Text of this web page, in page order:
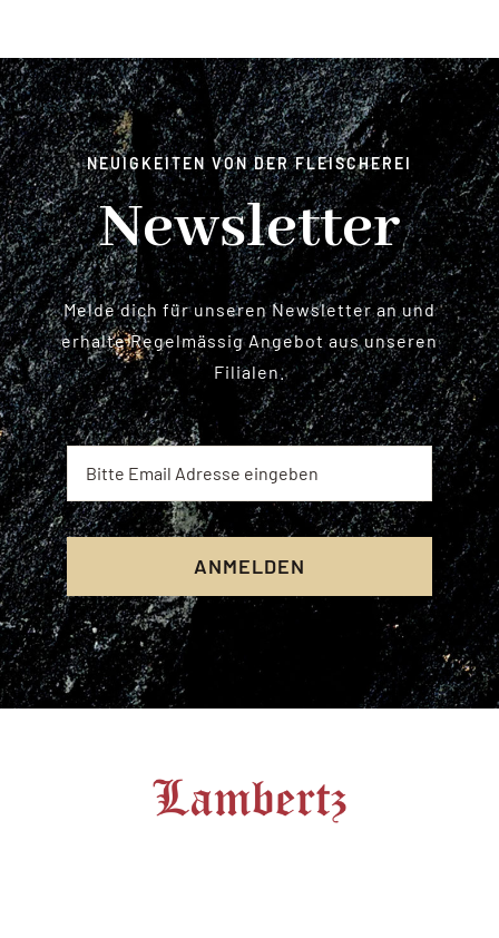
NEUIGKEITEN VON DER FLEISCHEREI
Newsletter
Melde dich für unseren Newsletter an und
erhalte Regelmässig Angebot aus unseren
Filialen.
ANMELDEN